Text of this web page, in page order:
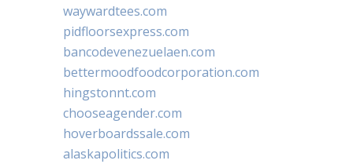
waywardtees.com
pidfloorsexpress.com
bancodevenezuelaen.com
bettermoodfoodcorporation.com
hingstonnt.com
chooseagender.com
hoverboardssale.com
alaskapolitics.com